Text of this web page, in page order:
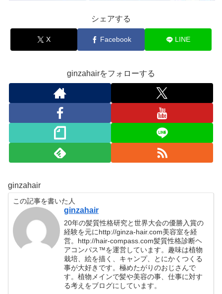
シェアする
X Facebook LINE
ginzahairをフォローする
ginzahair
この記事を書いた人
ginzahair
20年の髪質性格研究と世界大会の優勝入賞の
経験を元にhttp://ginza-hair.com美容室を経
営。http://hair-compass.com髪質性格診断ヘ
アコンパス™︎を運営しています。趣味は植物
栽培、絵を描く、キャンプ、とにかくつくる
事が大好きです。極めたがりのおじさんで
す。植物メインで髪や美容の事、仕事に対す
る考えをブログにしています。